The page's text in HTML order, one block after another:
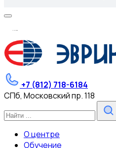
...
+7 (812) 718-6184
СПб, Московский пр. 118
О центре
Обучение